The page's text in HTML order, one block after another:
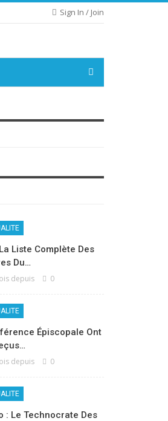
Sign In / Join
Liste Complète Des
Du…
depuis 0
Épiscopale Ont
depuis 0
: Le Technocrate Des